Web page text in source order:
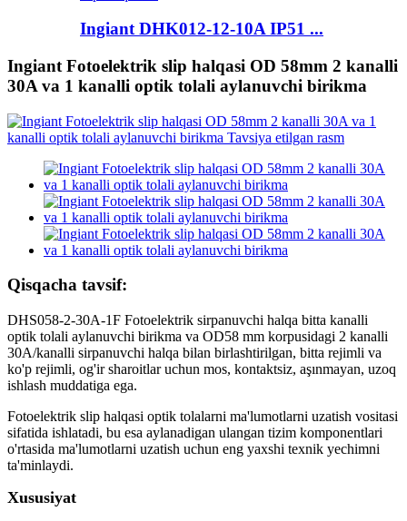
Ingiant DHK012-12-10A IP51 ...
Ingiant Fotoelektrik slip halqasi OD 58mm 2 kanalli
30A va 1 kanalli optik tolali aylanuvchi birikma
Qisqacha tavsif:
DHS058-2-30A-1F Fotoelektrik sirpanuvchi halqa bitta kanalli
optik tolali aylanuvchi birikma va OD58 mm korpusidagi 2 kanalli
30A/kanalli sirpanuvchi halqa bilan birlashtirilgan, bitta rejimli va
ko'p rejimli, og'ir sharoitlar uchun mos, kontaktsiz, aşınmayan, uzoq
ishlash muddatiga ega.
Fotoelektrik slip halqasi optik tolalarni ma'lumotlarni uzatish vositasi
sifatida ishlatadi, bu esa aylanadigan ulangan tizim komponentlari
o'rtasida ma'lumotlarni uzatish uchun eng yaxshi texnik yechimni
ta'minlaydi.
Xususiyat